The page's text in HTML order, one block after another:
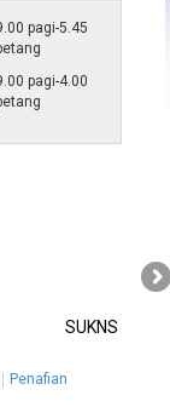
pagi-5.45
pagi-4.00
SUKNS
Penafian